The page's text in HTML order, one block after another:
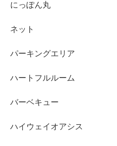
にっぽん丸
ネット
パーキングエリア
ハートフルルーム
バーベキュー
ハイウェイオアシス